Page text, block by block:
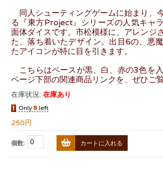
同人シューティングゲームに始まり、
る『東方Project』シリーズの人気キャ
面体ダイスです。市松模様に、アレンジ
た、落ち着いたデザイン。出目6の、悪
たアイコンが特に目を引きます。
こちらはベースが黒、白、赤の3色を
ページ下部の関連商品リンクを、ぜひご覧
在庫状況: 在庫あり
Only8 left
250円
個数: カートに入れる